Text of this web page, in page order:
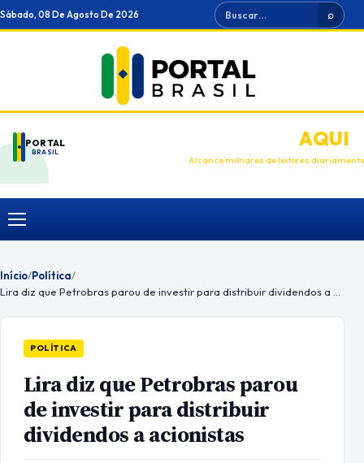
Ir
para
Sábado, 08 De Agosto De 2026 Buscar ⌕
PORTAL
BRASIL
ANUNCIEAQUI
Alcance milhares de leitores diariamente
Menu
Início/Política/
POLÍTICA
Lira diz que Petrobras parou
de investir para distribuir
dividendos a acionistas